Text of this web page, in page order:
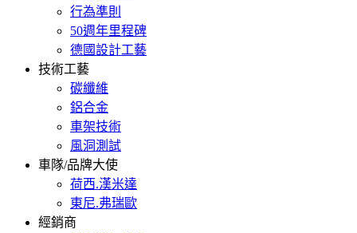
行為準則
50週年里程碑
德國設計工藝
技術工藝
碳纖維
鋁合金
車架技術
風洞測試
車隊/品牌大使
荷西.漢米達
東尼.弗瑞歐
經銷商